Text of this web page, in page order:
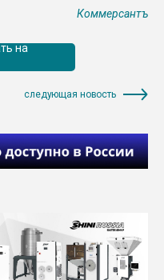
Коммерсантъ
на
следующая новость